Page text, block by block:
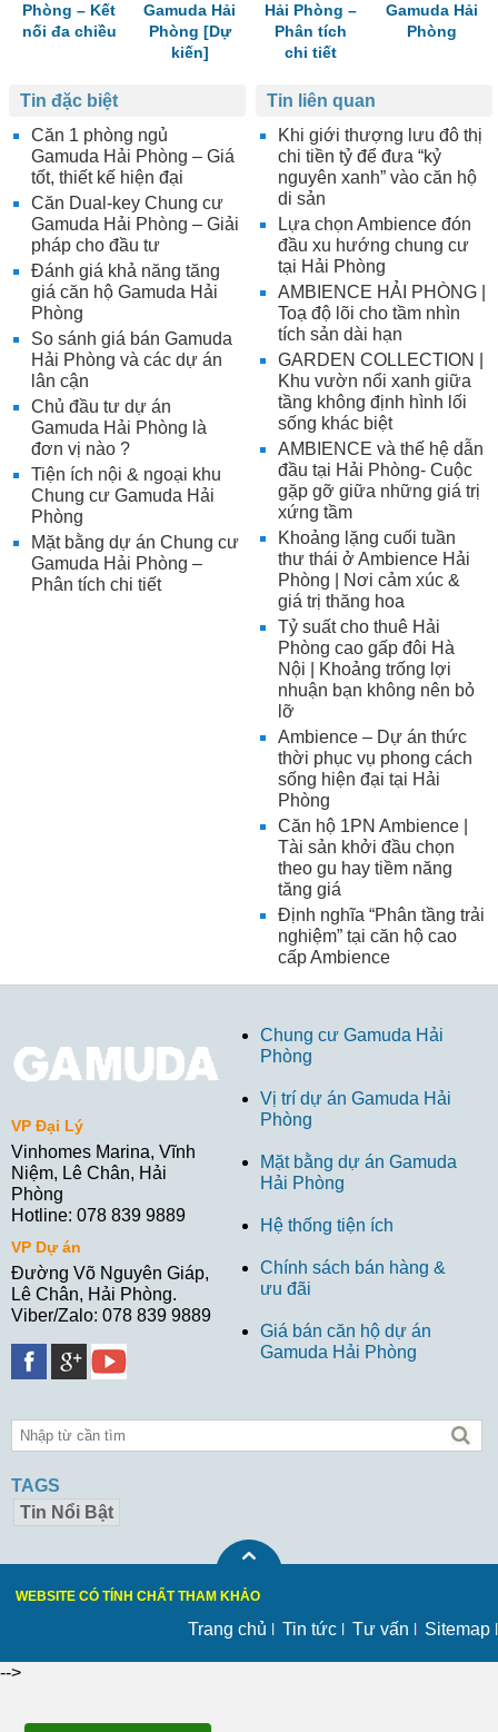
Phòng – Kết
nối đa chiều
Gamuda Hải
Phòng [Dự
kiến]
Hải Phòng –
Phân tích
chi tiết
Gamuda Hải
Phòng
Tin liên quan
Khi giới thượng lưu đô thị
chi tiền tỷ để đưa “kỷ
nguyên xanh” vào căn hộ
di sản
Lựa chọn Ambience đón
đầu xu hướng chung cư
tại Hải Phòng
AMBIENCE HẢI PHÒNG |
Toạ độ lõi cho tầm nhìn
tích sản dài hạn
GARDEN COLLECTION |
Khu vườn nổi xanh giữa
tầng không định hình lối
sống khác biệt
AMBIENCE và thế hệ dẫn
đầu tại Hải Phòng- Cuộc
gặp gỡ giữa những giá trị
xứng tầm
Khoảng lặng cuối tuần
thư thái ở Ambience Hải
Phòng | Nơi cảm xúc &
giá trị thăng hoa
Tỷ suất cho thuê Hải
Phòng cao gấp đôi Hà
Nội | Khoảng trống lợi
nhuận bạn không nên bỏ
lỡ
Ambience – Dự án thức
thời phục vụ phong cách
sống hiện đại tại Hải
Phòng
Căn hộ 1PN Ambience |
Tài sản khởi đầu chọn
theo gu hay tiềm năng
tăng giá
Định nghĩa “Phân tầng trải
nghiệm” tại căn hộ cao
cấp Ambience
Tin đặc biệt
Căn 1 phòng ngủ
Gamuda Hải Phòng – Giá
tốt, thiết kế hiện đại
Căn Dual-key Chung cư
Gamuda Hải Phòng – Giải
pháp cho đầu tư
Đánh giá khả năng tăng
giá căn hộ Gamuda Hải
Phòng
So sánh giá bán Gamuda
Hải Phòng và các dự án
lân cận
Chủ đầu tư dự án
Gamuda Hải Phòng là
đơn vị nào ?
Tiện ích nội & ngoại khu
Chung cư Gamuda Hải
Phòng
Mặt bằng dự án Chung cư
Gamuda Hải Phòng –
Phân tích chi tiết
VP Đại Lý
Vinhomes Marina, Vĩnh
Niệm, Lê Chân, Hải
Phòng
Hotline: 078 839 9889
VP Dự án
Đường Võ Nguyên Giáp,
Lê Chân, Hải Phòng.
Viber/Zalo: 078 839 9889
Chung cư Gamuda Hải
Phòng
Vị trí dự án Gamuda Hải
Phòng
Mặt bằng dự án Gamuda
Hải Phòng
Hệ thống tiện ích
Chính sách bán hàng &
ưu đãi
Giá bán căn hộ dự án
Gamuda Hải Phòng
TAGS
Tin Nổi Bật
WEBSITE CÓ TÍNH CHẤT THAM KHẢO
Trang chủ Tin tức Tư vấn Sitemap
-->